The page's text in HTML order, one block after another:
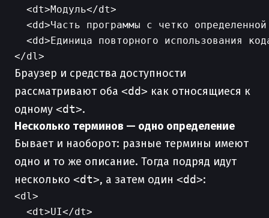
  <dt>Модуль</dt>
<dd>Часть программы с четко
<dd>Единица повторного использования
Браузер и средства доступности
рассматривают оба <dd> как относящиеся к
одному <dt>.
Несколько терминов — одно определение
Бывает и наоборот: разные термины имеют
одно и то же описание. Тогда подряд идут
несколько <dt>, а затем один <dd>:
<dl>
  <dt>UI</dt>